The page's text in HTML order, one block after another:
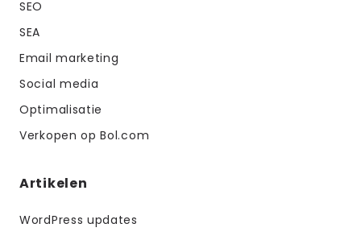
SEO
SEA
Email marketing
Social media
Optimalisatie
Verkopen op Bol.com
Artikelen
WordPress updates